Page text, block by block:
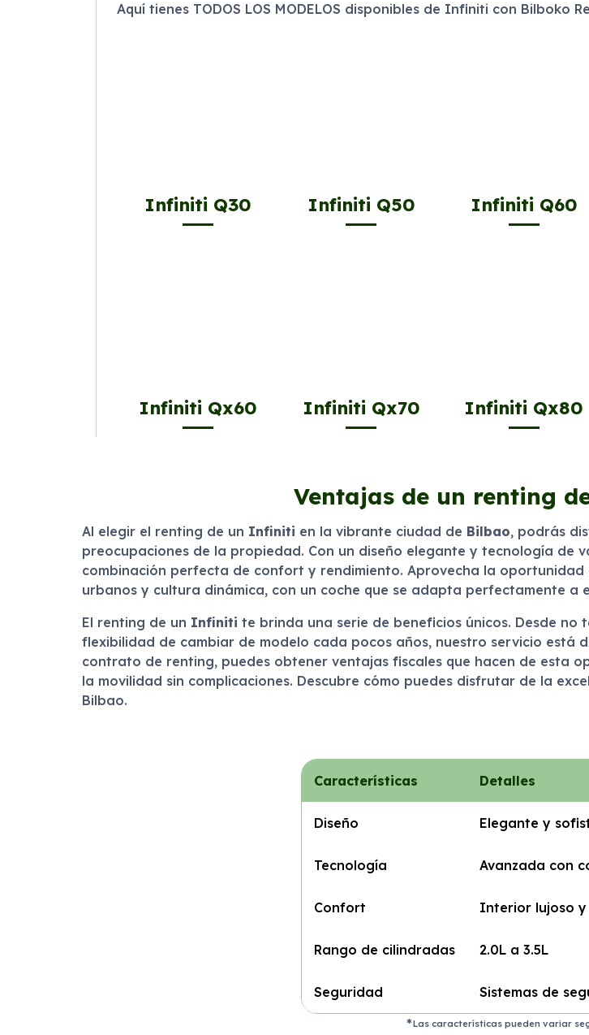
Aquí tienes TODOS LOS MODELOS disponibles de Infiniti con Bilboko
Infiniti Q30 Infiniti Q50 Infiniti Q60
Infiniti Qx60 Infiniti Qx70 Infiniti Qx80
Ventajas de un renting
Al elegir el renting de un Infiniti en la vibrante ciudad de Bilbao, podrás
preocupaciones de la propiedad. Con un diseño elegante y tecnología de
combinación perfecta de confort y rendimiento. Aprovecha la
urbanos y cultura dinámica, con un coche que se adapta perfectamente a
El renting de un Infiniti te brinda una serie de beneficios únicos. Desde
flexibilidad de cambiar de modelo cada pocos años, nuestro servicio está
contrato de renting, puedes obtener ventajas fiscales que hacen de esta
la movilidad sin complicaciones. Descubre cómo puedes disfrutar de la
Bilbao.
Características Detalles
Diseño Elegante y
Tecnología Avanzada con
Confort Interior lujoso y
Rango de cilindradas 2.0L a 3.5L
Seguridad Sistemas de
Las características pueden variar